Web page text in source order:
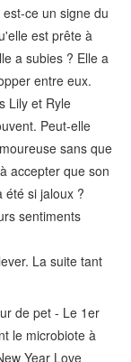
ce un signe du
est prête à
a subies ? Elle a
entre eux.
Lily et Ryle
Peut-elle
sans que
accepter que son
été si jaloux ?
sentiments
La suite tant
de pet - Le 1er
le microbiote à
Year Love